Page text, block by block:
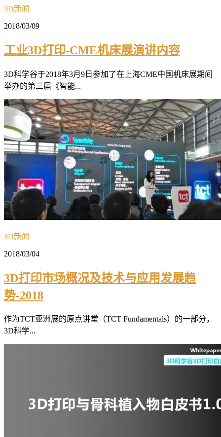
3D新闻
2018/03/09
工业3D打印-CME机床展演讲内容
3D科学谷于2018年3月9日参加了在上海CME中国机床展期间
举办的第三届《智能...
3D新闻
2018/03/04
3D打印市场概况及技术与应用发展趋
势-2018
作为TCT亚洲展的原点讲堂（TCT Fundamentals）的一部分，
3D科学...